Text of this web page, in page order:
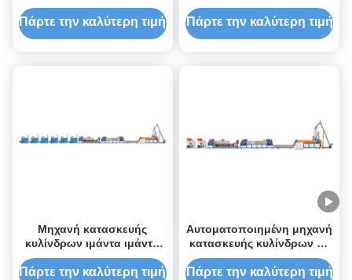
κυλίνδρων σάντουιτς ABA
PP 100-600 KG/h
Πάρτε την καλύτερη τιμή
κυλίνδρων PP για
εργοστάσια κατασκευής
Πάρτε την καλύτερη τιμή
Μηχανή κατασκευής
κυλίνδρων ιμάντα ιμάντα
PP Σύστημα ελέγχου PLC
για την παραγωγή ιμάντα
Πάρτε την καλύτερη τιμή
Αυτοματοποιημένη μηχανή
κατασκευής κυλίνδρων με
ιμάντες PP
Πάρτε την καλύτερη τιμή